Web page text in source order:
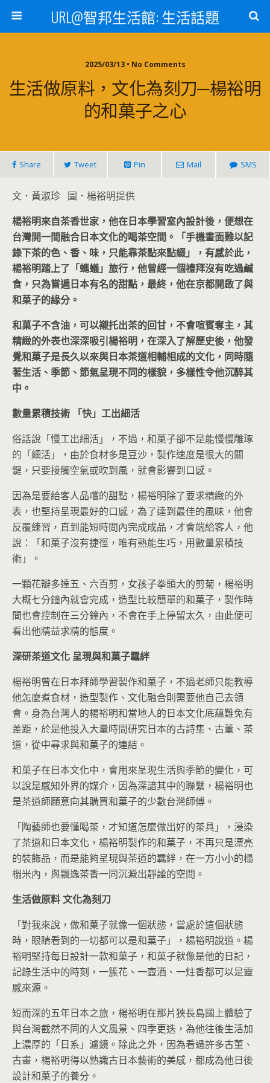
URL@智邦生活館: 生活話題
2025/03/13 • No Comments
生活做原料，文化為刻刀─楊裕明
的和菓子之心
Share Tweet Pin Mail SMS
文．黃淑珍 圖．楊裕明提供
楊裕明來自茶香世家，他在日本學習室內設計後，便想在
台灣開一間融合日本文化的喝茶空間。「手機畫面難以記
錄下茶的色、香、味，只能靠茶點來點綴」，有感於此，
楊裕明踏上了「螞蟻」旅行，他曾經一個禮拜沒有吃過鹹
食，只為嘗遍日本有名的甜點，最終，他在京都開啟了與
和菓子的緣分。
和菓子不含油，可以襯托出茶的回甘，不會喧賓奪主，其
精緻的外表也深深吸引楊裕明，在深入了解歷史後，他發
覺和菓子是長久以來與日本茶道相輔相成的文化，同時隨
著生活、季節、節氣呈現不同的樣貌，多樣性令他沉醉其
中。
數量累積技術
「快」工出細活
俗話說「慢工出細活」，不過，和菓子卻不是能慢慢雕琢
的「細活」，由於食材多是豆沙，製作速度是很大的關
鍵，只要接觸空氣或吹到風，就會影響到口感。
因為是要給客人品嚐的甜點，楊裕明除了要求精緻的外
表，也堅持呈現最好的口感，為了達到最佳的風味，他會
反覆練習，直到能短時間內完成成品，才會端給客人，他
說：「和菓子沒有捷徑，唯有熟能生巧，用數量累積技
術」。
一顆花瓣多達五、六百剪，女孩子拳頭大的剪菊，楊裕明
大概七分鐘內就會完成，造型比較簡單的和菓子，製作時
間也會控制在三分鐘內，不會在手上停留太久，由此便可
看出他精益求精的態度。
深研茶道文化 呈現與和菓子羈絆
楊裕明曾在日本拜師學習製作和菓子，不過老師只能教導
他怎麼煮食材，造型製作、文化融合則需要他自己去領
會。身為台灣人的楊裕明和當地人的日本文化底蘊難免有
差距，於是他投入大量時間研究日本的古詩集、古董、茶
道，從中尋求與和菓子的連結。
和菓子在日本文化中，會用來呈現生活與季節的變化，可
以說是感知外界的媒介，因為深諳其中的聯繫，楊裕明也
是茶道師願意向其購買和菓子的少數台灣師傅。
「陶藝師也要懂喝茶，才知道怎麼做出好的茶具」，浸染
了茶道和日本文化，楊裕明製作的和菓子，不再只是漂亮
的裝飾品，而是能夠呈現與茶道的羈絆，在一方小小的榻
榻米內，與飄逸茶香一同沉澱出靜謐的空間。
生活做原料文化為刻刀
「對我來說，做和菓子就像一個狀態，當處於這個狀態
時，眼睛看到的一切都可以是和菓子」，楊裕明說道。楊
裕明堅持每日設計一款和菓子，和菓子就像是他的日記，
記錄生活中的時刻，一簇花、一壺酒、一炷香都可以是靈
感來源。
短而深的五年日本之旅，楊裕明在那片狹長島國上體驗了
與台灣截然不同的人文風景、四季更迭，為他往後生活加
上濃厚的「日系」濾鏡。除此之外，因為看過許多古董、
古畫，楊裕明得以熟識古日本藝術的美感，都成為他日後
設計和菓子的養分。